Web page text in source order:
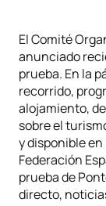
El Comité
anunciado
prueba. En la
recorrido,
alojamiento,
sobre el
y disponible en
Federación
prueba de
directo,